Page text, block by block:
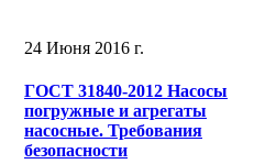
24 Июня 2016 г.
ГОСТ 31840-2012 Насосы
погружные и агрегаты
насосные. Требования
безопасности